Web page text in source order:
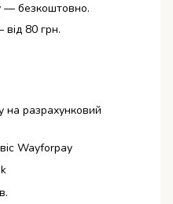
— безкоштовно.
80 грн.
на разрахунковий
Wayforpay